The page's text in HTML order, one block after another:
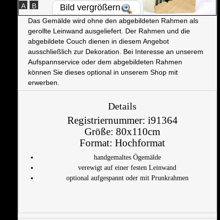
A B Bild vergrößern
Das Gemälde wird ohne den abgebildeten Rahmen als
gerollte Leinwand ausgeliefert. Der Rahmen und die
abgebildete Couch dienen in diesem Angebot
ausschließlich zur Dekoration. Bei Interesse an unserem
Aufspannservice oder dem abgebildeten Rahmen
können Sie dieses optional in unserem Shop mit
erwerben.
Details
Registriernummer: i91364
Größe: 80x110cm
Format: Hochformat
handgemaltes Ögemälde
verewigt auf einer festen Leinwand
optional aufgespannt oder mit Prunkrahmen